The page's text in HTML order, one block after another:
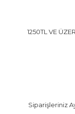
1250TL VE
Siparişleriniz